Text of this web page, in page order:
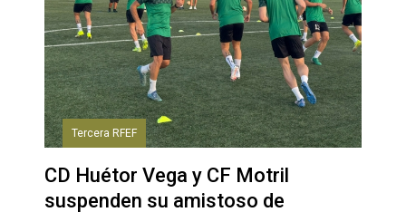
Tercera RFEF
CD Huétor Vega y CF Motril
suspenden su amistoso de